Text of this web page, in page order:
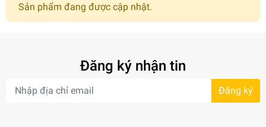
Sản phẩm đang được cập nhật.
Đăng ký nhận tin
Đăng ký